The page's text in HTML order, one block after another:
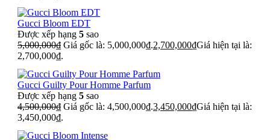
Gucci Bloom EDT
Được xếp hạng 5 sao
5,000,000₫ Giá gốc là: 5,000,000₫.2,700,000₫Giá hiện tại là:
2,700,000₫.
Gucci Guilty Pour Homme Parfum
Được xếp hạng 5 sao
4,500,000₫ Giá gốc là: 4,500,000₫.3,450,000₫Giá hiện tại là:
3,450,000₫.